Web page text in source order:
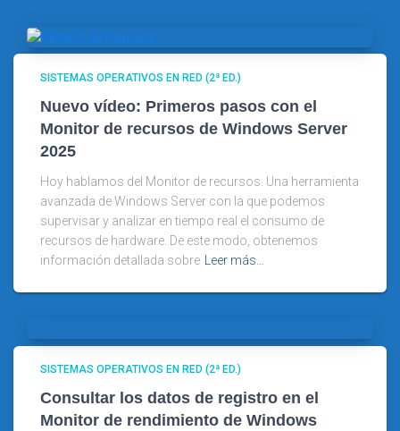
SISTEMAS OPERATIVOS EN RED (2ª ED.)
Nuevo vídeo: Primeros pasos con el
Monitor de recursos de Windows Server
2025
Hoy hablamos del Monitor de recursos. Una herramienta
avanzada de Windows Server con la que podemos
supervisar y analizar en tiempo real el consumo de
recursos de hardware. De este modo, obtenemos
información detallada sobre
Leer más…
SISTEMAS OPERATIVOS EN RED (2ª ED.)
Consultar los datos de registro en el
Monitor de rendimiento de Windows